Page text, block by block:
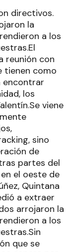
directivos.
la
a los
reunión con
tienen como
encontrar
los
viene
sino
de
partes del
el oeste de
Quintana
a extraer
arrojaron la
a los
que se